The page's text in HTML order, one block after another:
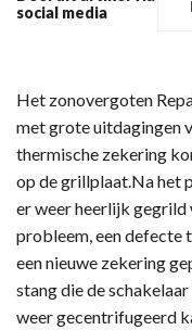
social media
Het zonovergoten
met grote uitdagingen
thermische zekering
op de grillplaat.Na het
er weer heerlijk gegrild
probleem, een defecte
een nieuwe zekering
stang die de
weer gecentrifugeerd